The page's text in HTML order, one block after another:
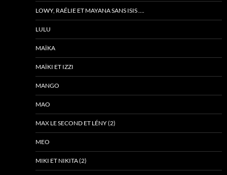
LOWY, RAÉLIE ET MAYANA SANS ISIS ….
LULU
MAÏKA
MAÏKI ET IZZI
MANGO
MAO
MAX LE SECOND ET LÉNY (2)
MEO
MIKI ET NIKITA (2)